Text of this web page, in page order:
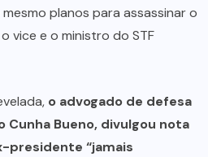
planos para assassinar o
vice e o ministro do STF
o advogado de defesa
Cunha Bueno, divulgou nota
presidente “jamais